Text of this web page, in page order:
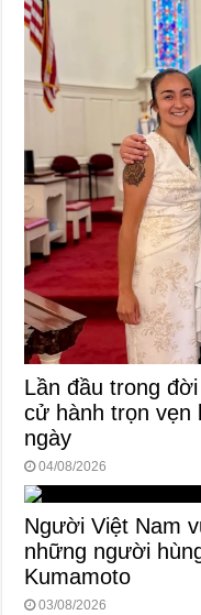
Lần đầu trong
cử hành trọn vẹn
ngày
04/08/2026
Người Việt Nam
những người
Kumamoto
03/08/2026